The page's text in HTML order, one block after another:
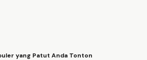
yang Patut Anda Tonton